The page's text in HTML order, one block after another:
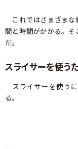
これではさまざまな
間と時間がかかる。
だ。
スライサーを使う
スライサーを使う
る。